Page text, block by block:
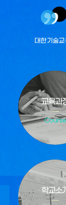
대한기술
교육과
Course
학교소